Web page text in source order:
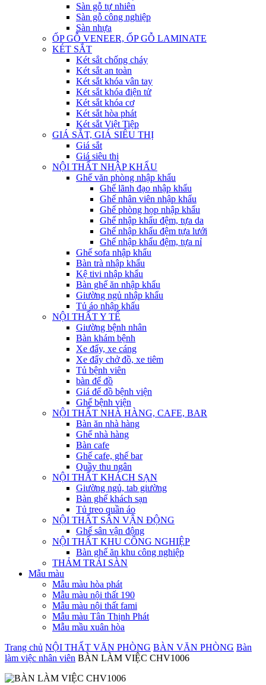
Sàn gỗ tự nhiên
Sàn gỗ công nghiệp
Sàn nhựa
ỐP GỖ VENEER, ỐP GỖ LAMINATE
KÉT SẮT
Két sắt chống cháy
Két sắt an toàn
Két sắt khóa vân tay
Két sắt khóa điện tử
Két sắt khóa cơ
Két sắt hòa phát
Két sắt Việt Tiệp
GIÁ SẮT, GIÁ SIÊU THỊ
Giá sắt
Giá siêu thị
NỘI THẤT NHẬP KHẨU
Ghế văn phòng nhập khẩu
Ghế lãnh đạo nhập khẩu
Ghế nhân viên nhập khẩu
Ghế phòng họp nhập khẩu
Ghế nhập khẩu đệm, tựa da
Ghế nhập khẩu đệm tựa lưới
Ghế nhập khẩu đệm, tựa nỉ
Ghế sofa nhập khẩu
Bàn trà nhập khẩu
Kệ tivi nhập khẩu
Bàn ghế ăn nhập khẩu
Giường ngủ nhập khẩu
Tủ áo nhập khẩu
NỘI THẤT Y TẾ
Giường bệnh nhân
Bàn khám bệnh
Xe đẩy, xe cáng
Xe đẩy chở đồ, xe tiêm
Tủ bệnh viên
bàn để đồ
Giá để đồ bệnh viện
Ghế bệnh viện
NỘI THẤT NHÀ HÀNG, CAFE, BAR
Bàn ăn nhà hàng
Ghế nhà hàng
Bàn cafe
Ghế cafe, ghế bar
Quầy thu ngân
NỘI THẤT KHÁCH SẠN
Giường ngủ, tab giường
Bàn ghế khách sạn
Tủ treo quần áo
NỘI THẤT SÂN VẬN ĐỘNG
Ghế sân vận động
NỘI THẤT KHU CÔNG NGHIỆP
Bàn ghế ăn khu công nghiệp
THẢM TRẢI SÀN
Mẫu màu
Mẫu màu hòa phát
Mẫu màu nội thất 190
Mẫu màu nội thất fami
Mẫu màu Tân Thịnh Phát
Mẫu mầu xuân hòa
Trang chủ NỘI THẤT VĂN PHÒNG BÀN VĂN PHÒNG Bàn
làm việc nhân viên BÀN LÀM VIỆC CHV1006